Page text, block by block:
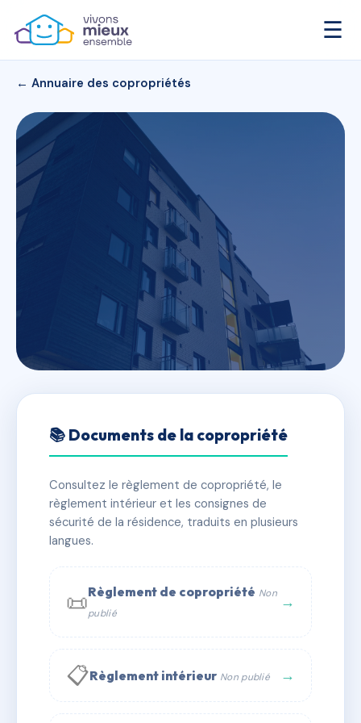
☰
← Annuaire des copropriétés
SDC 4 PLACE VICTOR BASCH
✓ Immatriculée 🏠 69 lots 🏗 1 bâtiment(s)
📞 Contacter Syndic Digital
📚 Documents de la copropriété
Consultez le règlement de copropriété, le
règlement intérieur et les consignes de
sécurité de la résidence, traduits en plusieurs
langues.
📜Règlement de copropriété Non
publié
→
📋Règlement intérieur Non publié →